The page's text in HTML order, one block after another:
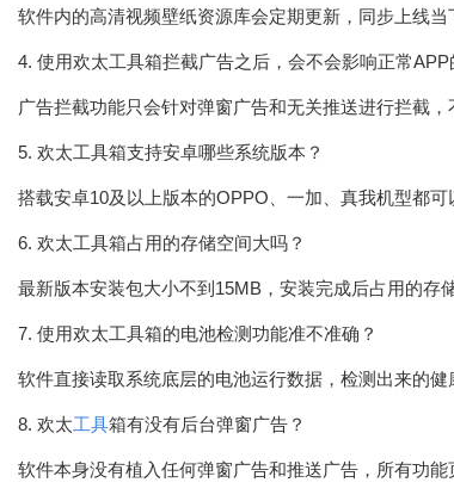
软件内的高清视频壁纸资源库会定期更新，同步上线当
4. 使用欢太工具箱拦截广告之后，会不会影响正常APP
广告拦截功能只会针对弹窗广告和无关推送进行拦截
5. 欢太工具箱支持安卓哪些系统版本？
搭载安卓10及以上版本的OPPO、一加、真我机型都
6. 欢太工具箱占用的存储空间大吗？
最新版本安装包大小不到15MB，安装完成后占用的存
7. 使用欢太工具箱的电池检测功能准不准确？
软件直接读取系统底层的电池运行数据，检测出来的
8. 欢太工具箱有没有后台弹窗广告？
软件本身没有植入任何弹窗广告和推送广告，所有功